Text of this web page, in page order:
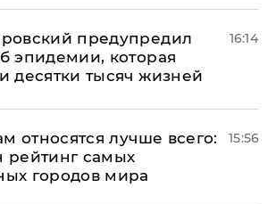
предупредил
эпидемии, которая
десятки тысяч жизней
16:14
относятся лучше всего:
рейтинг самых
городов мира
15:56